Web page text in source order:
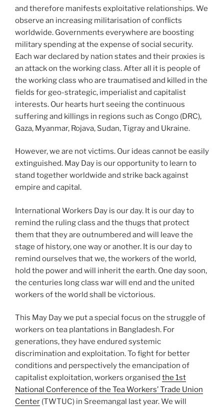
and therefore manifests exploitative relationships. We
observe an increasing militarisation of conflicts
worldwide. Governments everywhere are boosting
military spending at the expense of social security.
Each war declared by nation states and their proxies is
an attack on the working class. After all it is people of
the working class who are traumatised and killed in the
fields for geo-strategic, imperialist and capitalist
interests. Our hearts hurt seeing the continuous
suffering and killings in regions such as Congo (DRC),
Gaza, Myanmar, Rojava, Sudan, Tigray and Ukraine.
However, we are not victims. Our ideas cannot be easily
extinguished. May Day is our opportunity to learn to
stand together worldwide and strike back against
empire and capital.
International Workers Day is our day. It is our day to
remind the ruling class and the thugs that protect
them that they are outnumbered and will leave the
stage of history, one way or another. It is our day to
remind ourselves that we, the workers of the world,
hold the power and will inherit the earth. One day soon,
the centuries long class war will end and the united
workers of the world shall be victorious.
This May Day we put a special focus on the struggle of
workers on tea plantations in Bangladesh. For
generations, they have endured systemic
discrimination and exploitation. To fight for better
conditions and perspectively the emancipation of
capitalist exploitation, workers organised the 1st
National Conference of the Tea Workers’ Trade Union
Center (TWTUC) in Sreemangal last year. We will